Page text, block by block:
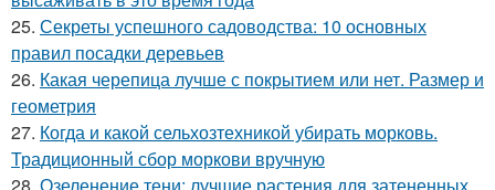
25. Секреты успешного садоводства: 10 основных
правил посадки деревьев
26. Какая черепица лучше с покрытием или нет. Размер и
геометрия
27. Когда и какой сельхозтехникой убирать морковь.
Традиционный сбор моркови вручную